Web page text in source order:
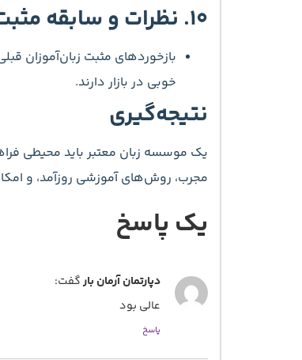
۱۰. نظرات و سابقه
بازخوردهای مثبت
خوبی در بازار دارند.
نتیجه‌گیری
یک موسسه زبان معتبر باید محیطی
مجرب، روش‌های آموزشی روزآمد، و
یک پاسخ
دپارتمان آرمان بارگفت:
عالی بود
پاسخ